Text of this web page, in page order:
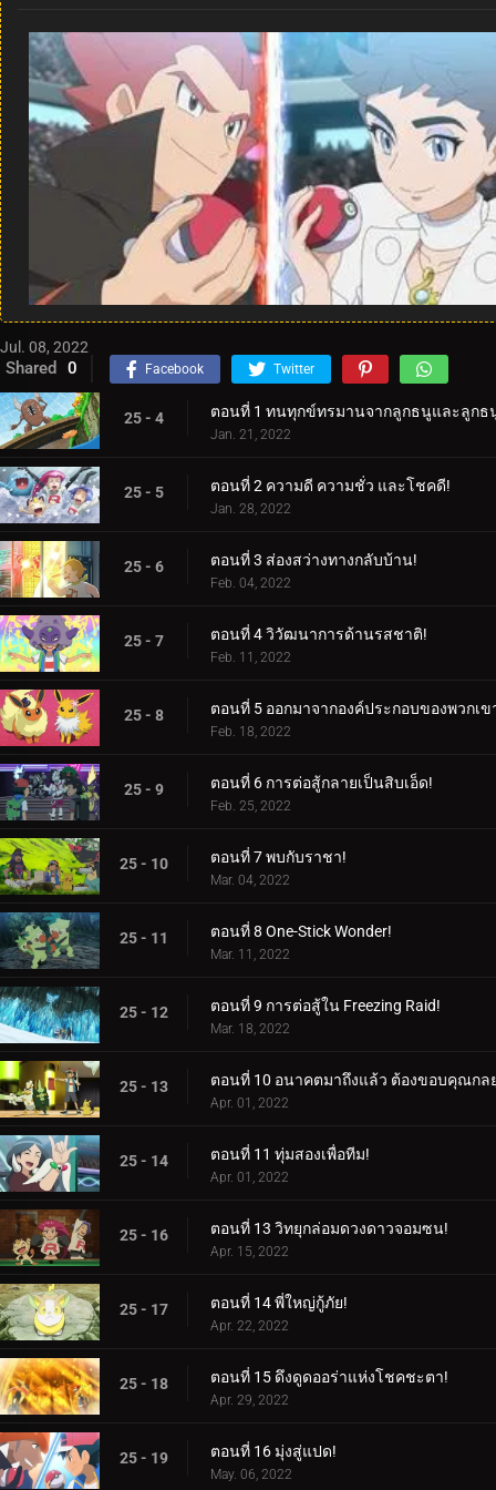
Jul. 08, 2022
Shared 0 Facebook Twitter
25 - 4 ตอนที่ 1 ทนทุกข์ทรมานจากลูกธนูและลูกธ
Jan. 21, 2022
25 - 5 ตอนที่ 2 ความดี ความชั่ว และโชคดี!
Jan. 28, 2022
25 - 6 ตอนที่ 3 ส่องสว่างทางกลับบ้าน!
Feb. 04, 2022
25 - 7 ตอนที่ 4 วิวัฒนาการด้านรสชาติ!
Feb. 11, 2022
25 - 8 ตอนที่ 5 ออกมาจากองค์ประกอบของพวกเข
Feb. 18, 2022
25 - 9 ตอนที่ 6 การต่อสู้กลายเป็นสิบเอ็ด!
Feb. 25, 2022
25 - 10 ตอนที่ 7 พบกับราชา!
Mar. 04, 2022
25 - 11 ตอนที่ 8 One-Stick Wonder!
Mar. 11, 2022
25 - 12 ตอนที่ 9 การต่อสู้ใน Freezing Raid!
Mar. 18, 2022
25 - 13 ตอนที่ 10 อนาคตมาถึงแล้ว ต้องขอบคุณกล
Apr. 01, 2022
25 - 14 ตอนที่ 11 ทุ่มสองเพื่อทีม!
Apr. 01, 2022
25 - 16 ตอนที่ 13 วิทยุกล่อมดวงดาวจอมซน!
Apr. 15, 2022
25 - 17 ตอนที่ 14 พี่ใหญ่กู้ภัย!
Apr. 22, 2022
25 - 18 ตอนที่ 15 ดึงดูดออร่าแห่งโชคชะตา!
Apr. 29, 2022
25 - 19 ตอนที่ 16 มุ่งสู่แปด!
May. 06, 2022